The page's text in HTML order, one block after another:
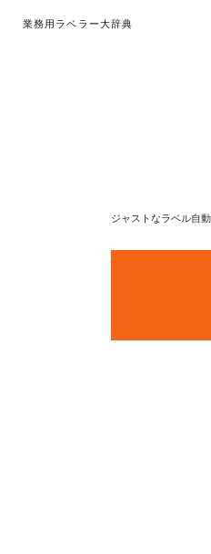
業務用ラベラー大辞典
ジャストなラベル自動